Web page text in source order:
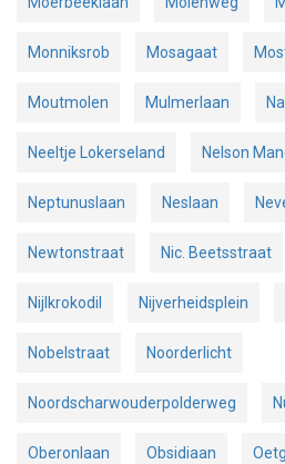
Monniksrob Mosagaat
Moutmolen Mulmerlaan
Neeltje Lokerseland Nelson
Neptunuslaan Neslaan
Newtonstraat Nic. Beetsstraat
Nijlkrokodil Nijverheidsplein
Nobelstraat Noorderlicht
Noordscharwouderpolderweg
Oberonlaan Obsidiaan